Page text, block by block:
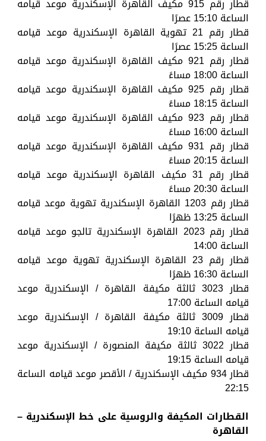
قطار رقم 915 مكيف القاهرة الإسكندرية موعد قيامه
الساعة 15:10 عصرًا
قطار رقم 21 تهوية القاهرة الإسكندرية موعد قيامه
الساعة 15:25 عصرًا
قطار رقم 921 مكيف القاهرة الإسكندرية موعد قيامه
الساعة 18:00 مساءً
قطار رقم 925 مكيف القاهرة الإسكندرية موعد قيامه
الساعة 18:15 مساءً
قطار رقم 923 مكيف القاهرة الإسكندرية موعد قيامه
الساعة 16:00 مساءً
قطار رقم 931 مكيف القاهرة الإسكندرية موعد قيامه
الساعة 20:15 مساءً
قطار رقم 31 مكيف القاهرة الإسكندرية موعد قيامه
الساعة 20:30 مساءً
قطار رقم 1203 القاهرة الإسكندرية تهوية موعد قيامه
الساعة 13:25 ظهرًا
قطار رقم 2023 القاهرة الإسكندرية تالجو موعد قيامه
الساعة 14:00
قطار رقم 23 القاهرة الإسكندرية تهوية موعد قيامه
الساعة 16:30 ظهرًا
قطار 3023 ثالثة مكيفة القاهرة / الإسكندرية موعد
قيامه الساعة 17:00
قطار 3009 ثالثة مكيفة القاهرة / الإسكندرية موعد
قيامه الساعة 19:10
قطار 3022 ثالثة مكيفة المنصورة / الإسكندرية موعد
قيامه الساعة 19:15
قطار 934 مكيف الإسكندرية / الأقصر موعد قيامه الساعة
22:15
القطارات المكيفة والروسية على خط الإسكندرية –
القاهرة